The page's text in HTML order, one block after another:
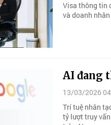
Visa thông tin
và doanh
AI đang
13/03/2026
Trí tuệ nhân
tỷ lượt truy